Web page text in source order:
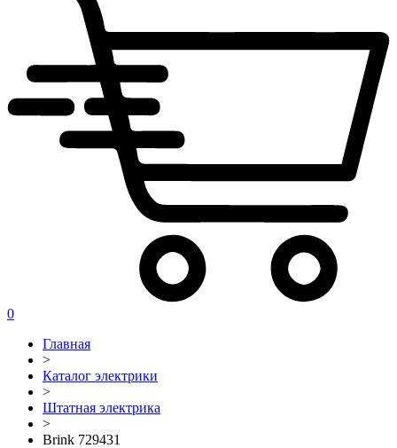
0
Главная
>
Каталог электрики
>
Штатная электрика
>
Brink 729431